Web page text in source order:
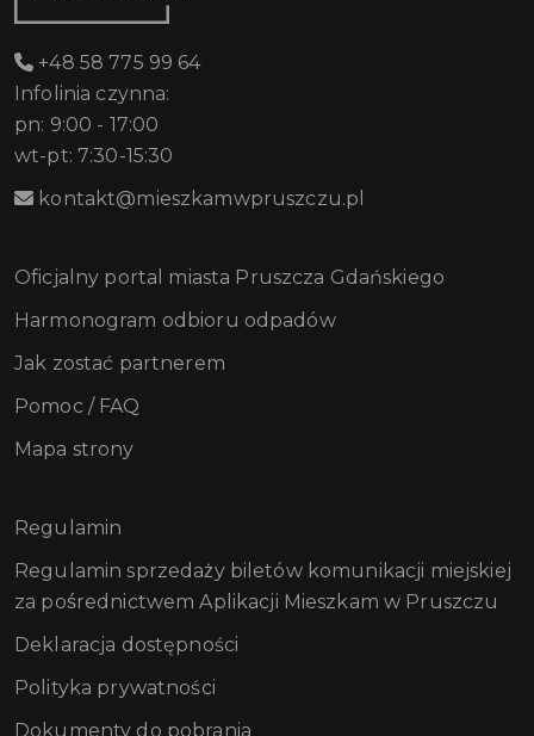
+48 58 775 99 64
Infolinia czynna:
pn: 9:00 - 17:00
wt-pt: 7:30-15:30
kontakt@mieszkamwpruszczu.pl
Oficjalny portal miasta Pruszcza Gdańskiego
Harmonogram odbioru odpadów
Jak zostać partnerem
Pomoc / FAQ
Mapa strony
Regulamin
Regulamin sprzedaży biletów komunikacji miejskiej
za pośrednictwem Aplikacji Mieszkam w Pruszczu
Deklaracja dostępności
Polityka prywatności
Dokumenty do pobrania